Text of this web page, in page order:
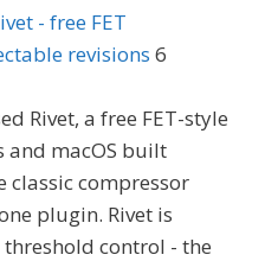
- free FET
revisions 6
Rivet, a free FET-style
and macOS built
classic compressor
plugin. Rivet is
control - the